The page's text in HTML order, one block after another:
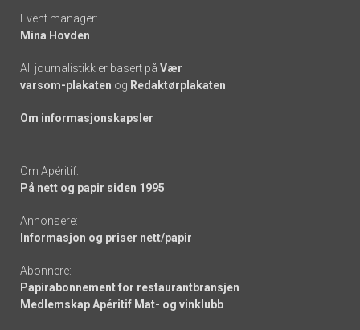
Event manager:
Mina Hovden
All journalistikk er basert på Vær
varsom-plakaten og Redaktørplakaten
Om informasjonskapsler
Om Apéritif:
På nett og papir siden 1995
Annonsere:
Informasjon og priser nett/papir
Abonnere:
Papirabonnement for restaurantbransjen
Medlemskap Apéritif Mat- og vinklubb